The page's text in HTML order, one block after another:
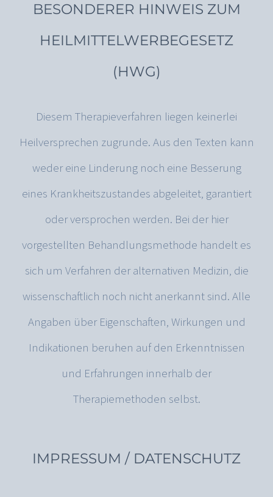
BESONDERER HINWEIS ZUM
HEILMITTELWERBEGESETZ
(HWG)
Diesem Therapieverfahren liegen keinerlei
Heilversprechen zugrunde. Aus den Texten kann
weder eine Linderung noch eine Besserung
eines Krankheitszustandes abgeleitet, garantiert
oder versprochen werden. Bei der hier
vorgestellten Behandlungsmethode handelt es
sich um Verfahren der alternativen Medizin, die
wissenschaftlich noch nicht anerkannt sind. Alle
Angaben über Eigenschaften, Wirkungen und
Indikationen beruhen auf den Erkenntnissen
und Erfahrungen innerhalb der
Therapiemethoden selbst.
IMPRESSUM / DATENSCHUTZ